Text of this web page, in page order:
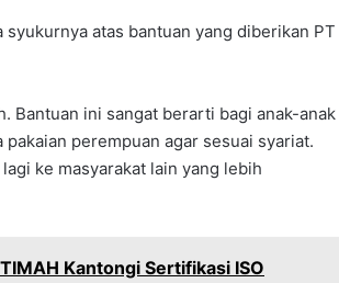
atas bantuan yang diberikan PT
Bantuan ini sangat berarti bagi anak-anak
perempuan agar sesuai syariat.
ke masyarakat lain yang lebih
Kantongi Sertifikasi ISO